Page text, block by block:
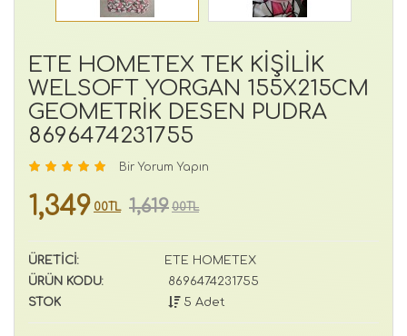
ETE HOMETEX TEK KİŞİLİK
WELSOFT YORGAN 155X215CM
GEOMETRİK DESEN PUDRA
8696474231755
Bir Yorum Yapın
1,349 00TL 1,619 00TL
ÜRETİCİ:
ETE HOMETEX
ÜRÜN KODU:
8696474231755
STOK
5 Adet